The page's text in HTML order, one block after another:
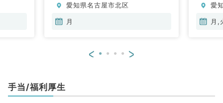
般内科、循環器内科、呼吸器内
科、消化器内科、内分泌・代謝内
器外科、乳腺外科、膠原病科、大
愛知県名古屋市北区
月
環
科
愛
月,
< >
手当/福利厚生